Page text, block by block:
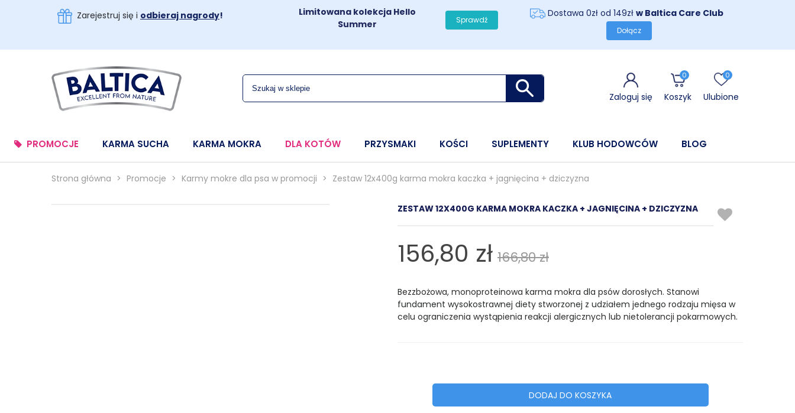
Zarejestruj się i odbieraj nagrody!
Limitowana kolekcja Hello
Summer
Sprawdź
Dostawa 0zł od 149zł w Baltica Care Club
Dołącz
Zaloguj się
0
Koszyk
0
Ulubione
PROMOCJE KARMA SUCHA KARMA MOKRA DLA KOTÓW PRZYSMAKI KOŚCI SUPLEMENTY KLUB HODOWCÓW BLOG
Strona główna > Promocje > Karmy mokre dla psa w promocji > Zestaw 12x400g karma mokra kaczka + jagnięcina + dziczyzna
ZESTAW 12X400G KARMA MOKRA KACZKA + JAGNIĘCINA + DZICZYZNA
156,80 zł 166,80 zł
Bezzbożowa, monoproteinowa karma mokra dla psów dorosłych. Stanowi
fundament wysokostrawnej diety stworzonej z udziałem jednego rodzaju mięsa w
celu ograniczenia wystąpienia reakcji alergicznych lub nietolerancji pokarmowych.
DODAJ DO KOSZYKA